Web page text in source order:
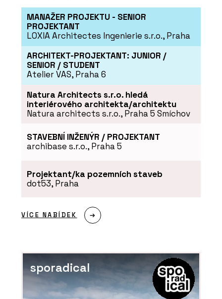
MANAŽER PROJEKTU - SENIOR
PROJEKTANT
LOXIA Architectes Ingenierie s.r.o., Praha
ARCHITEKT-PROJEKTANT: JUNIOR /
SENIOR / STUDENT
Atelier VAS, Praha 6
Natura Architects s.r.o. hledá
interiérového architekta/architektu
Natura architects s.r.o., Praha 5 Smíchov
STAVEBNÍ INŽENÝR / PROJEKTANT
archibase s.r.o., Praha 5
Projektant/ka pozemních staveb
dot53, Praha
VÍCE NABÍDEK
sporadical